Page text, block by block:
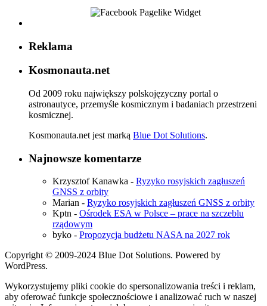
Reklama
Kosmonauta.net
Od 2009 roku największy polskojęzyczny portal o
astronautyce, przemyśle kosmicznym i badaniach przestrzeni
kosmicznej.
Kosmonauta.net jest marką Blue Dot Solutions.
Najnowsze komentarze
Krzysztof Kanawka - Ryzyko rosyjskich zagłuszeń
GNSS z orbity
Marian - Ryzyko rosyjskich zagłuszeń GNSS z orbity
Kptn - Ośrodek ESA w Polsce – prace na szczeblu
rządowym
byko - Propozycja budżetu NASA na 2027 rok
Copyright © 2009-2024 Blue Dot Solutions. Powered by
WordPress.
Wykorzystujemy pliki cookie do spersonalizowania treści i reklam,
aby oferować funkcje społecznościowe i analizować ruch w naszej